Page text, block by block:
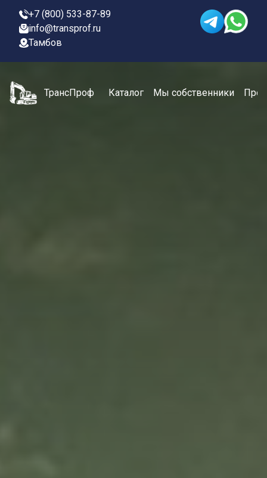
ТрансПроф Каталог Мы собственники
+7 (800) 533-87-89
info@transprof.ru
Тамбов